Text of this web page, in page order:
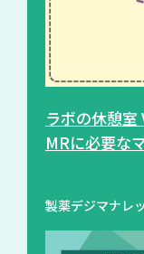
ラボの休憩
MRに必要な
製薬デジマナレ